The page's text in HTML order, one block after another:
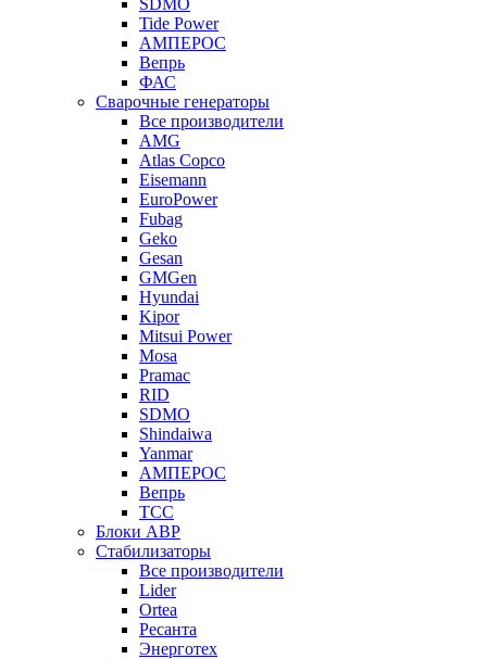
SDMO
Tide Power
АМПЕРОС
Вепрь
ФАС
Сварочные генераторы
Все производители
AMG
Atlas Copco
Eisemann
EuroPower
Fubag
Geko
Gesan
GMGen
Hyundai
Kipor
Mitsui Power
Mosa
Pramac
RID
SDMO
Shindaiwa
Yanmar
АМПЕРОС
Вепрь
ТСС
Блоки АВР
Стабилизаторы
Все производители
Lider
Ortea
Ресанта
Энерготех